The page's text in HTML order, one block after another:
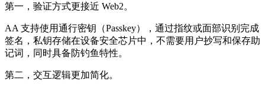
第一，验证方式更接近 Web2。
AA 支持使用通行密钥（Passkey），通过指纹或面部识别完成
签名，私钥存储在设备安全芯片中，不需要用户抄写和保存助
记词，同时具备防钓鱼特性。
第二，交互逻辑更加简化。